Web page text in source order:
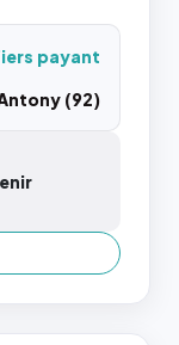
payant
(92)